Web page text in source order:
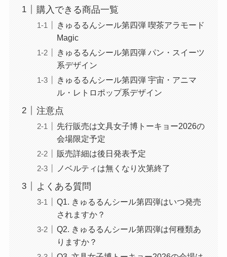
購入できる商品一覧
きゅるるんシール第四弾 喫茶アラモード
Magic
きゅるるんシール第四弾 パン・スイーツ
系デザイン
きゅるるんシール第四弾 宇宙・アニマ
ル・レトロポップ系デザイン
注意点
先行販売は文具女子博トーキョー2026の
会場限定予定
販売詳細は後日発表予定
ノベルティは無くなり次第終了
よくある質問
Q1. きゅるるんシール第四弾はいつ発売
されますか？
Q2. きゅるるんシール第四弾は何種類あ
りますか？